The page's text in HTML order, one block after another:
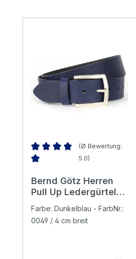
(Ø Bewertung:
5.0)
Bernd Götz Herren
Pull Up Ledergürtel
Farbe: Dunkelblau - FarbNr.:
0049 / 4 cm breit